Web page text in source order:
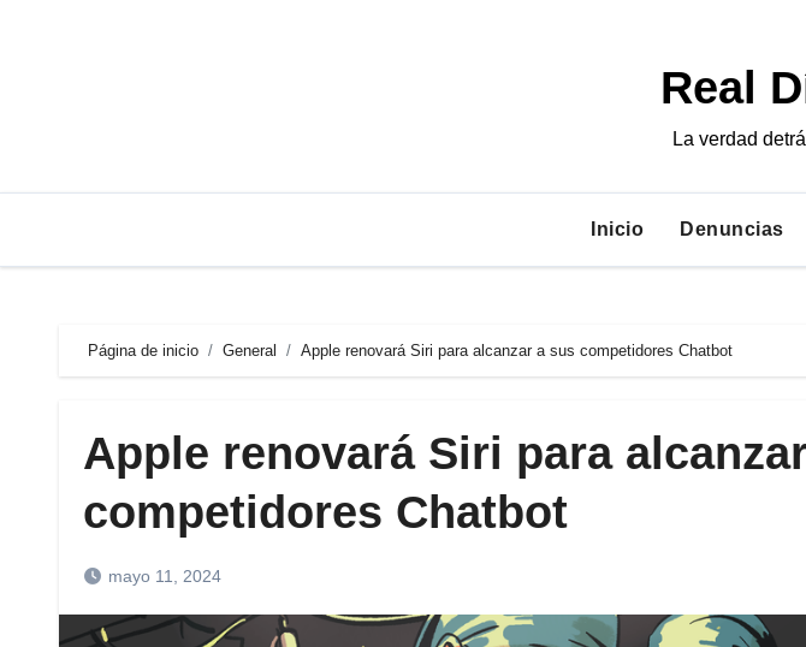
Real
La verdad
Inicio Denuncias
Página de inicio General Apple renovará Siri para alcanzar a sus competidores Chatbot
Apple renovará Siri para
competidores Chatbot
mayo 11, 2024